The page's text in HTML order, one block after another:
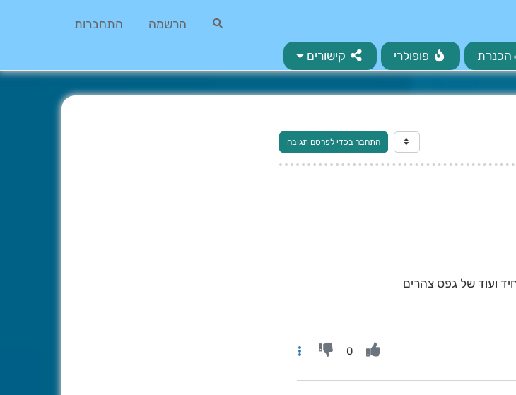
הרשמה התחברות
הכנרת פופולרי קישורים
התחבר בכדי לפרסם תגובה
0